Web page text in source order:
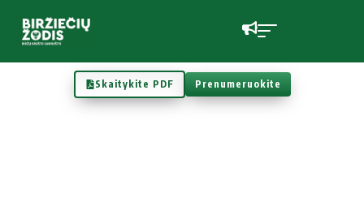
Skaitykite PDF Prenumeruokite